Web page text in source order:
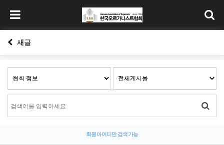
새글
회원 아이디만 검색 가능